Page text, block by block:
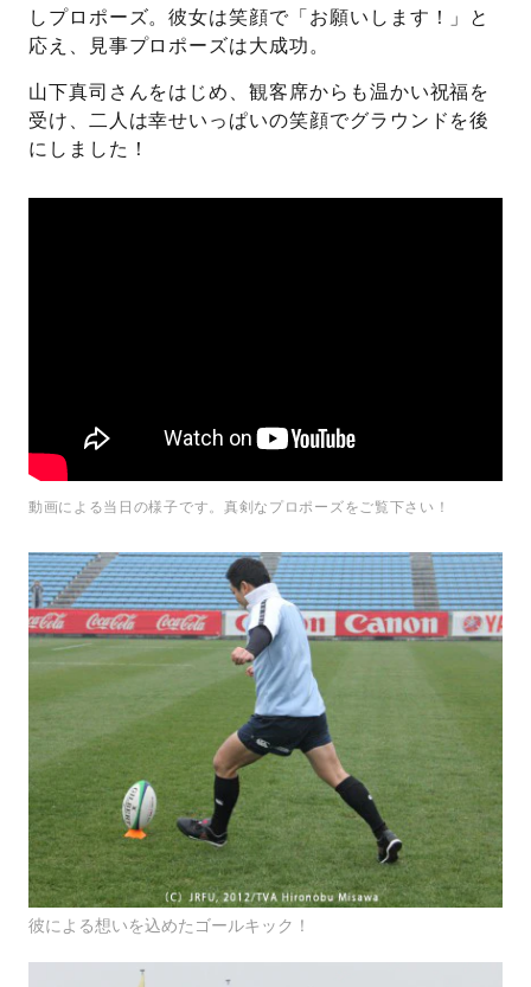
しプロポーズ。彼女は笑顔で「お願いします！」と
応え、見事プロポーズは大成功。
山下真司さんをはじめ、観客席からも温かい祝福を
受け、二人は幸せいっぱいの笑顔でグラウンドを後
にしました！
動画による当日の様子です。真剣なプロポーズをご覧下さい！
彼による想いを込めたゴールキック！